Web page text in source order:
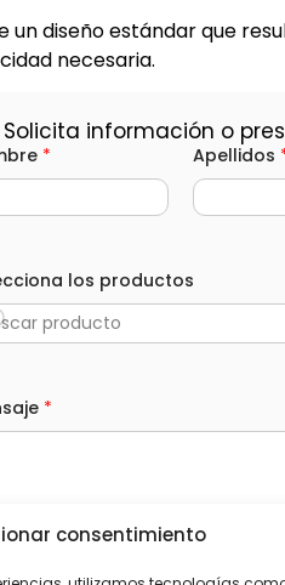
consentimiento
un diseño estándar que
necesaria.
Solicita información o
* Apellidos
los productos
producto
*